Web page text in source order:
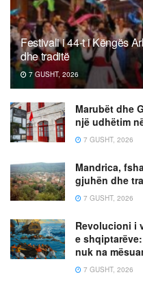
Festivali i 44-t i Këngës
dhe traditë
7 GUSHT, 2026
Marubët dhe
një udhëtim
7 GUSHT, 2026
Mandrica,
gjuhën dhe
7 GUSHT, 2026
Revolucioni i
e
nuk na
7 GUSHT, 2026